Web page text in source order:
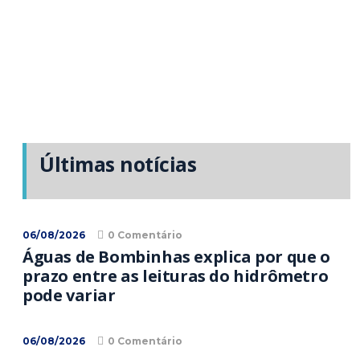
Últimas notícias
06/08/2026 0 Comentário
Águas de Bombinhas explica por que o
prazo entre as leituras do hidrômetro
pode variar
06/08/2026 0 Comentário